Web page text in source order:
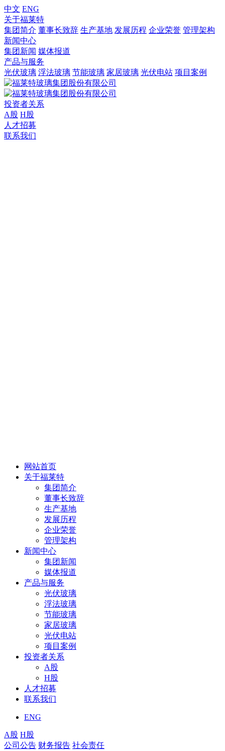
中文 ENG
关于福莱特
集团简介 董事长致辞 生产基地 发展历程 企业荣誉 管理架构
新闻中心
集团新闻 媒体报道
产品与服务
光伏玻璃 浮法玻璃 节能玻璃 家居玻璃 光伏电站 项目案例
投资者关系
A股 H股
人才招募
联系我们
网站首页
关于福莱特
集团简介
董事长致辞
生产基地
发展历程
企业荣誉
管理架构
新闻中心
集团新闻
媒体报道
产品与服务
光伏玻璃
浮法玻璃
节能玻璃
家居玻璃
光伏电站
项目案例
投资者关系
A股
H股
人才招募
联系我们
ENG
A股 H股
公司公告 财务报告 社会责任